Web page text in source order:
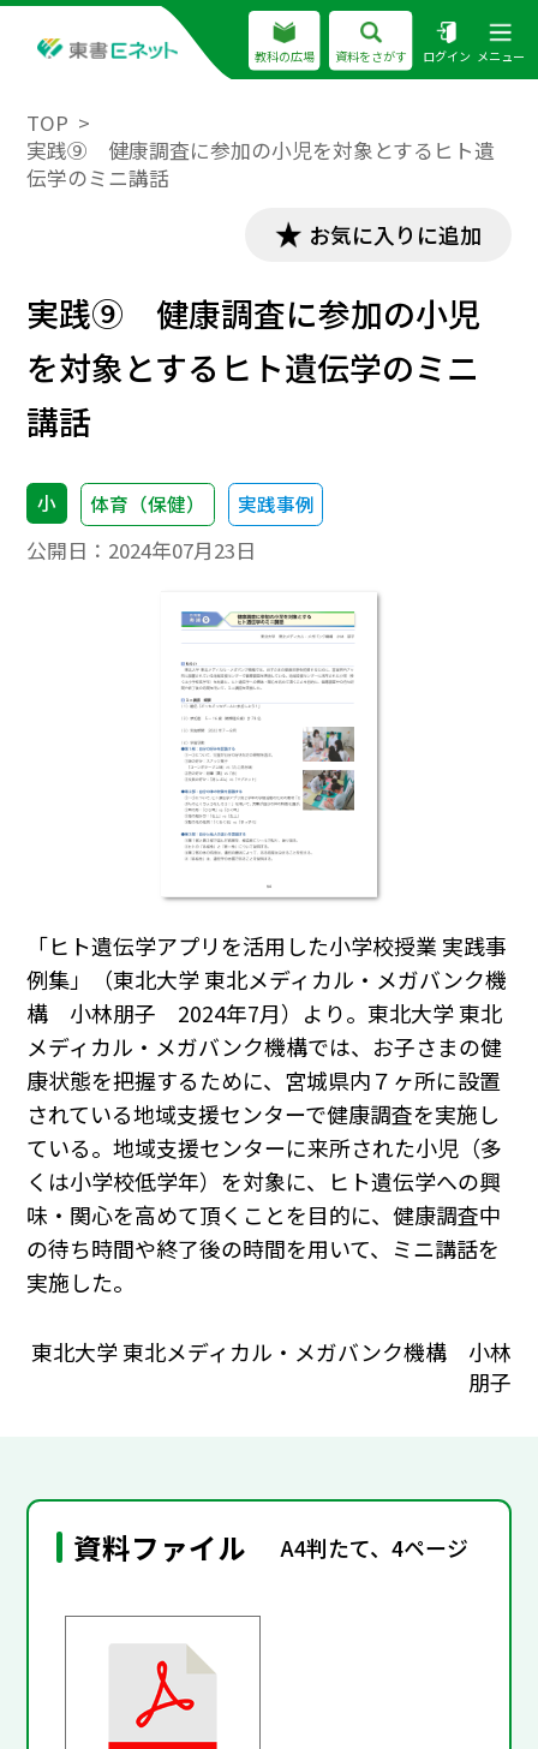
教科の広場 資料をさがす ログイン メニュー
TOP
実践⑨ 健康調査に参加の小児を対象とするヒト遺
伝学のミニ講話
お気に入りに追加
実践⑨ 健康調査に参加の小児
を対象とするヒト遺伝学のミニ
講話
小 体育（保健） 実践事例
公開日： 2024年07月23日
「ヒト遺伝学アプリを活用した小学校授業 実践事
例集」（東北大学 東北メディカル・メガバンク機
構 小林朋子 2024年7月）より。東北大学 東北
メディカル・メガバンク機構では、お子さまの健
康状態を把握するために、宮城県内７ヶ所に設置
されている地域支援センターで健康調査を実施し
ている。地域支援センターに来所された小児（多
くは小学校低学年）を対象に、ヒト遺伝学への興
味・関心を高めて頂くことを目的に、健康調査中
の待ち時間や終了後の時間を用いて、ミニ講話を
実施した。
東北大学 東北メディカル・メガバンク機構 小林
朋子
資料ファイル A4判たて、4ページ